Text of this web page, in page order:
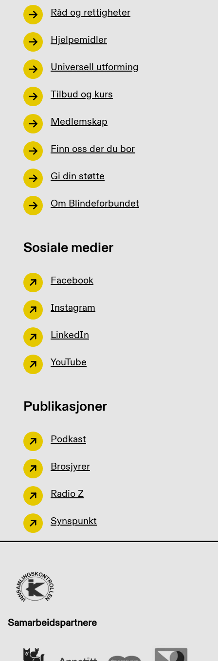
Råd og rettigheter
Hjelpemidler
Universell utforming
Tilbud og kurs
Medlemskap
Finn oss der du bor
Gi din støtte
Om Blindeforbundet
Sosiale medier
Facebook
Instagram
LinkedIn
YouTube
Publikasjoner
Podkast
Brosjyrer
Radio Z
Synspunkt
Samarbeidspartnere